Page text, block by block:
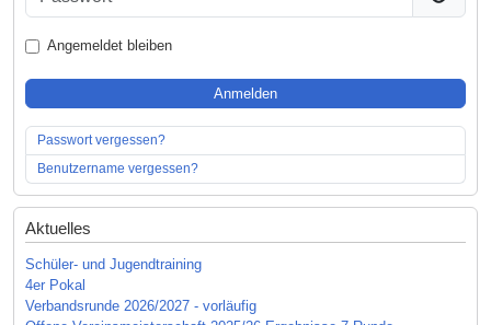
Angemeldet bleiben
Anmelden
Passwort vergessen?
Benutzername vergessen?
Aktuelles
Schüler- und Jugendtraining
4er Pokal
Verbandsrunde 2026/2027 - vorläufig